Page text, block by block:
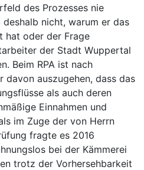
des Prozesses nie
nicht, warum er das
hat oder der Frage
der Stadt Wuppertal
Beim RPA ist nach
davon auszugehen, dass das
als auch deren
Einnahmen und
im Zuge der von Herrn
fragte es 2016
bei der Kämmerei
trotz der Vorhersehbarkeit